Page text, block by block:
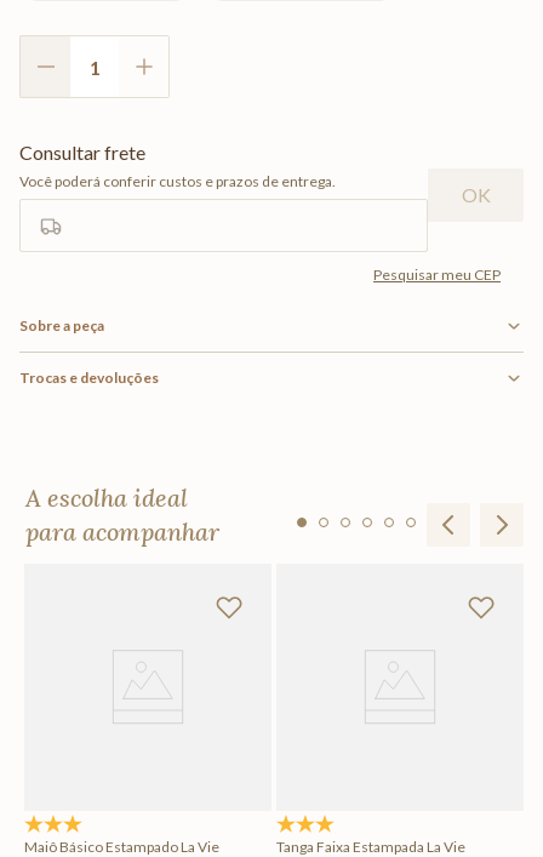
Sobre a peça
Trocas e devoluções
A escolha ideal
para acompanhar
Maiô Básico Estampado La Vie Tanga Faixa Estampada La Vie